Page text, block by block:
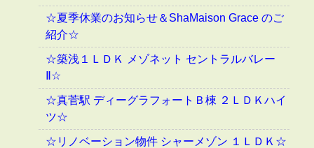
☆夏季休業のお知らせ＆ShaMaison Grace のご
紹介☆
☆築浅１ＬＤＫ メゾネット セントラルバレー
Ⅱ☆
☆真菅駅 ディーグラフォートＢ棟 ２ＬＤＫハイ
ツ☆
☆リノベーション物件 シャーメゾン １ＬＤＫ☆